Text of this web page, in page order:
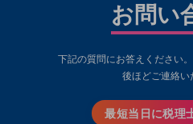
お問い
下記の質問にお答えください
後ほどご連絡い
最短当日に税理